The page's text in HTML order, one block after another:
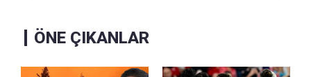
ÖNE ÇIKANLAR